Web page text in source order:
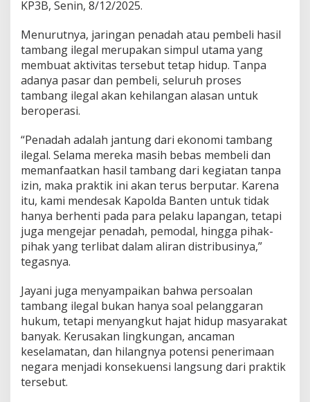
KP3B, Senin, 8/12/2025.
Menurutnya, jaringan penadah atau pembeli hasil
tambang ilegal merupakan simpul utama yang
membuat aktivitas tersebut tetap hidup. Tanpa
adanya pasar dan pembeli, seluruh proses
tambang ilegal akan kehilangan alasan untuk
beroperasi.
“Penadah adalah jantung dari ekonomi tambang
ilegal. Selama mereka masih bebas membeli dan
memanfaatkan hasil tambang dari kegiatan tanpa
izin, maka praktik ini akan terus berputar. Karena
itu, kami mendesak Kapolda Banten untuk tidak
hanya berhenti pada para pelaku lapangan, tetapi
juga mengejar penadah, pemodal, hingga pihak-
pihak yang terlibat dalam aliran distribusinya,”
tegasnya.
Jayani juga menyampaikan bahwa persoalan
tambang ilegal bukan hanya soal pelanggaran
hukum, tetapi menyangkut hajat hidup masyarakat
banyak. Kerusakan lingkungan, ancaman
keselamatan, dan hilangnya potensi penerimaan
negara menjadi konsekuensi langsung dari praktik
tersebut.